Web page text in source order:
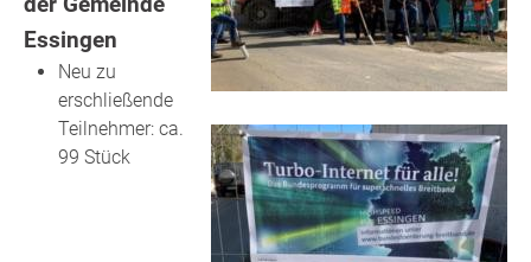
Essingen
Neu zu
erschließende
Teilnehmer: ca.
99 Stück